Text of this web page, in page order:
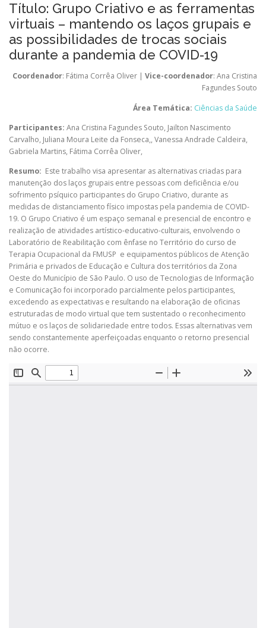
Título: Grupo Criativo e as ferramentas
virtuais – mantendo os laços grupais e
as possibilidades de trocas sociais
durante a pandemia de COVID-19
Coordenador: Fátima Corrêa Oliver | Vice-coordenador: Ana Cristina
Fagundes Souto
Área Temática: Ciências da Saúde
Participantes: Ana Cristina Fagundes Souto, Jailton Nascimento
Carvalho, Juliana Moura Leite da Fonseca,, Vanessa Andrade Caldeira,
Gabriela Martins, Fátima Corrêa Oliver,
Resumo: Este trabalho visa apresentar as alternativas criadas para
manutenção dos laços grupais entre pessoas com deficiência e/ou
sofrimento psíquico participantes do Grupo Criativo, durante as
medidas de distanciamento físico impostas pela pandemia de COVID-
19. O Grupo Criativo é um espaço semanal e presencial de encontro e
realização de atividades artístico-educativo-culturais, envolvendo o
Laboratório de Reabilitação com ênfase no Território do curso de
Terapia Ocupacional da FMUSP e equipamentos públicos de Atenção
Primária e privados de Educação e Cultura dos territórios da Zona
Oeste do Município de São Paulo. O uso de Tecnologias de Informação
e Comunicação foi incorporado parcialmente pelos participantes,
excedendo as expectativas e resultando na elaboração de oficinas
estruturadas de modo virtual que tem sustentado o reconhecimento
mútuo e os laços de solidariedade entre todos. Essas alternativas vem
sendo constantemente aperfeiçoadas enquanto o retorno presencial
não ocorre.